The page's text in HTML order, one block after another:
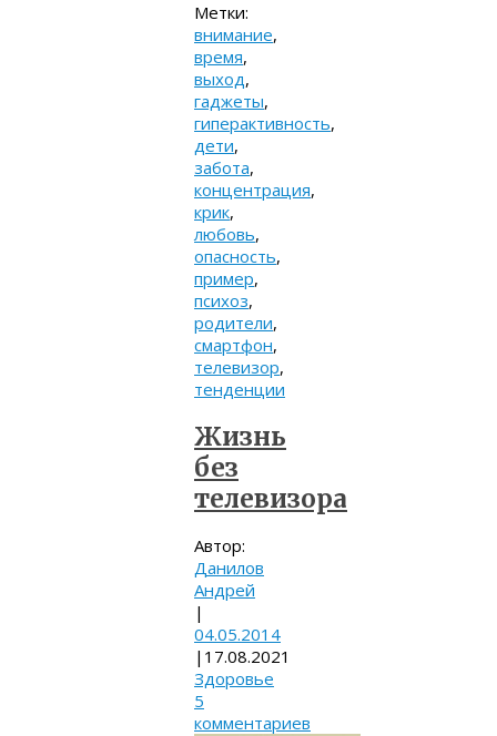
Метки:
внимание,
время,
выход,
гаджеты,
гиперактивность,
дети,
забота,
концентрация,
крик,
любовь,
опасность,
пример,
психоз,
родители,
смартфон,
телевизор,
тенденции
Жизнь
без
телевизора
Автор:
Данилов
Андрей
|
04.05.2014
| 17.08.2021
Здоровье
5
комментариев